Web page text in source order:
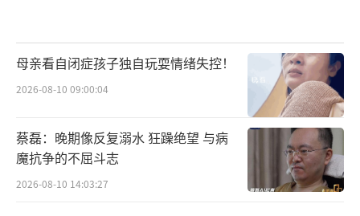
母亲看自闭症孩子独自玩耍情绪失控！
2026-08-10 09:00:04
蔡磊：晚期像反复溺水 狂躁绝望 与病
魔抗争的不屈斗志
2026-08-10 14:03:27